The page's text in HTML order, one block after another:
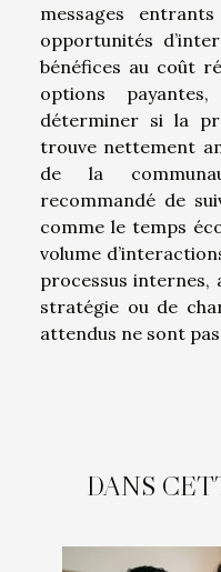
messages
opportunités
bénéfices au coût
options
déterminer si la
trouve nettement
de la
recommandé de
comme le temps
volume
processus internes,
stratégie ou de
attendus ne sont
DANS